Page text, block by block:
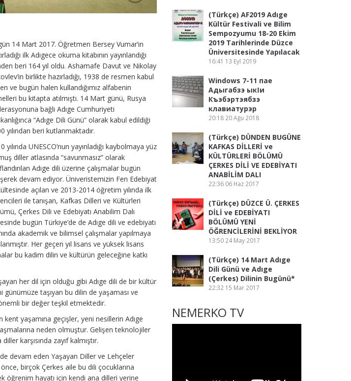
14 Mart 2017. Öğretmen Bersey Vumar’ın
ilk Adıgece okuma kitabının yayınlandığı
beri 164 yıl oldu. Ashamafe Davut ve Nikolay
birlikte hazırladığı, 1938 de resmen kabul
ve bugün halen kullandığımız alfabenin
bu kitapta atılmıştı. 14 Mart günü, Rusya
bağlı Adıge Cumhuriyeti
“Adıge Dili Günü” olarak kabul edildiği
yılından beri kutlanmaktadır.
yılında UNESCO’nun yayınladığı kaybolmaya yüz
diller atlasında “savunmasız” olarak
Adıge dili üzerine çalışmalar bugün
devam ediyor. Üniveristemizin Fen Edebiyat
açılan ve 2013-2014 öğretim yılında ilk
ile tanışan, Kafkas Dilleri ve Kültürleri
Çerkes Dili ve Edebiyatı Anabilim Dalı
bugün Türkiye’de de Adıge dili ve edebiyatı
akademik ve bilimsel çalışmalar yapılmaya
Her geçen yıl lisans ve yüksek lisans
bu kadim dilin ve kültürün geleceğine katkı
her dil için olduğu gibi Adıge dili de bir kültür
günümüze taşıyan bu dilin de yaşaması ve
bir değer teşkil etmektedir.
kent yaşamına geçişler, yeni nesillerin Adıge
neden olmuştur. Gelişen teknolojiler
karşısında zayıf kalmıştır.
devam eden Yaşayan Diller ve Lehçeler
birçok Çerkes aile bu dili çocuklarına
öğrenim hayatı için kendi ana dilleri yerine
(Türkçe) AF2019 Adıge
Kültür Festivali ve Bilim
Sempozyumu 18-20 Ekim
2019 Tarihlerinde Düzce
Üniversitesinde Yapılacak
16:41 13 Eyl 2019
Windows 7-11 пае
Адыгабзэ ыкӏи
Къэбэртэябзэ
клавиатурэр
20:18 20 Ağu 2018
(Türkçe) DÜNDEN BUGÜNE
KAFKAS DİLLERİ ve
KÜLTÜRLERİ BÖLÜMÜ
ÇERKES DİLİ VE EDEBİYATI
ANABİLİM DALI
22:36 06 Haz 2017
(Türkçe) DÜZCE Ü. ÇERKES
DİLİ ve EDEBİYATI
BÖLÜMÜ YENİ
ÖĞRENCİLERİNİ BEKLİYOR
13:50 24 May 2017
(Türkçe) 14 Mart Adıge
Dili Günü ve Adıge
(Çerkes) Dilinin Bugünü*
22:32 15 Mar 2017
NEMERKO TV